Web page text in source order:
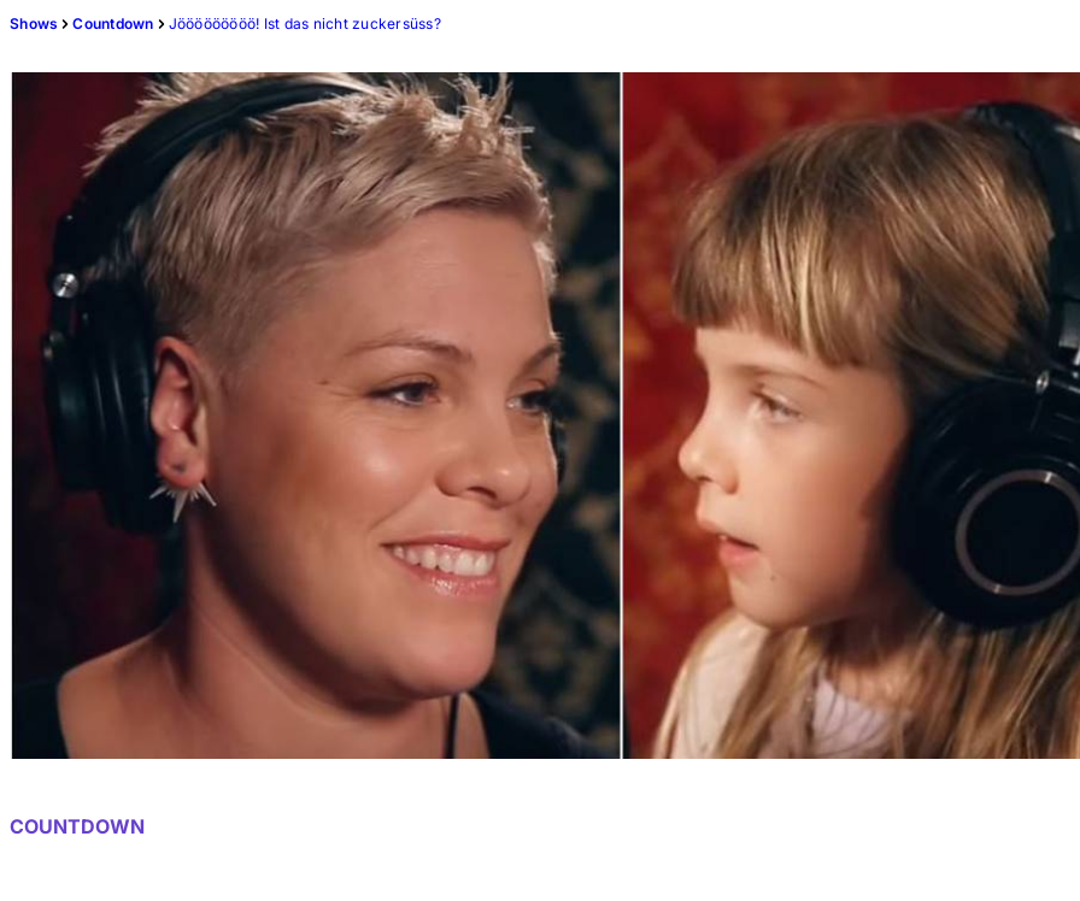
Shows Countdown Jööööööööö! Ist das nicht zuckersüss?
COUNTDOWN